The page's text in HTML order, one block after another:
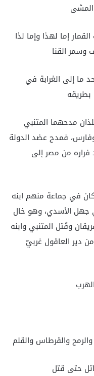
إما لهذا وإما لذا
وسمر القنا
ما إلى الغرابة في
بطريقه
مدحهما المتنبي
فمدح عضد الدولة
فراره من مصر إلى
في جماعة منهم ابنه
جهل الأسدي، وهو خال
وقُتل المتنبي وابنه
دير العاقول غربيّ
والقرطاس والقلم
حتى قتل